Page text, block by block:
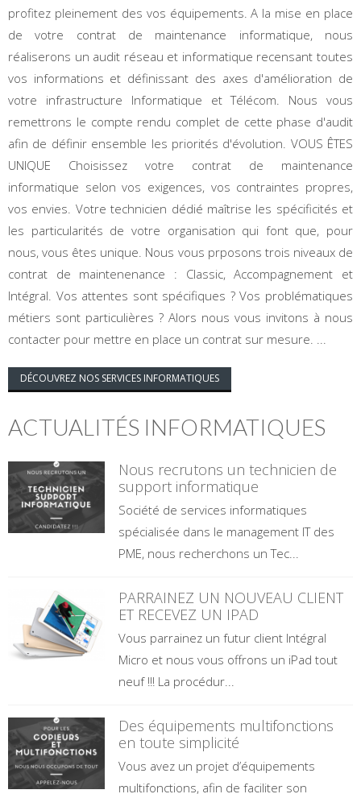
profitez pleinement des vos équipements. A la mise en place
de votre contrat de maintenance informatique, nous
réaliserons un audit réseau et informatique recensant toutes
vos informations et définissant des axes d'amélioration de
votre infrastructure Informatique et Télécom. Nous vous
remettrons le compte rendu complet de cette phase d'audit
afin de définir ensemble les priorités d'évolution. VOUS ÊTES
UNIQUE Choisissez votre contrat de maintenance
informatique selon vos exigences, vos contraintes propres,
vos envies. Votre technicien dédié maîtrise les spécificités et
les particularités de votre organisation qui font que, pour
nous, vous êtes unique. Nous vous prposons trois niveaux de
contrat de maintenenance : Classic, Accompagnement et
Intégral. Vos attentes sont spécifiques ? Vos problématiques
métiers sont particulières ? Alors nous vous invitons à nous
contacter pour mettre en place un contrat sur mesure. ...
DÉCOUVREZ NOS SERVICES INFORMATIQUES
ACTUALITÉS INFORMATIQUES
Nous recrutons un technicien de
support informatique
Société de services informatiques
spécialisée dans le management IT des
PME, nous recherchons un Tec...
PARRAINEZ UN NOUVEAU CLIENT
ET RECEVEZ UN IPAD
Vous parrainez un futur client Intégral
Micro et nous vous offrons un iPad tout
neuf !!! La procédur...
Des équipements multifonctions
en toute simplicité
Vous avez un projet d’équipements
multifonctions, afin de faciliter son